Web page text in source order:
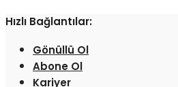
Hızlı Bağlantılar:
Gönüllü Ol
Abone Ol
Kariyer